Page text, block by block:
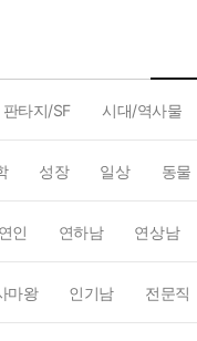
판타지/SF 시대/역사물
성장 일상 동물
인 연하남 연상남
마왕 인기남 전문직